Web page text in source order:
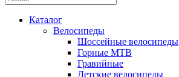
Каталог
Велосипеды
Шоссейные велосипеды
Горные МTB
Гравийные
Детские велосипеды